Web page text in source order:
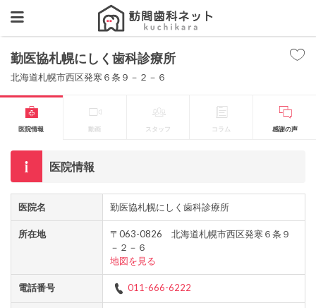
勤医協札幌にしく歯科診療所
北海道札幌市西区発寒６条９－２－６
医院情報 動画 スタッフ コラム 感謝の声
医院情報
医院名 勤医協札幌にしく歯科診療所
所在地
〒063-0826 北海道札幌市西区発寒６条９
－２－６
地図を見る
電話番号 011-666-6222